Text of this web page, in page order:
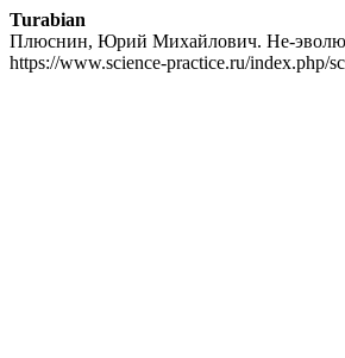
Turabian
Плюснин, Юрий Михайлович. Не-
https://www.science-practice.ru/index.php/